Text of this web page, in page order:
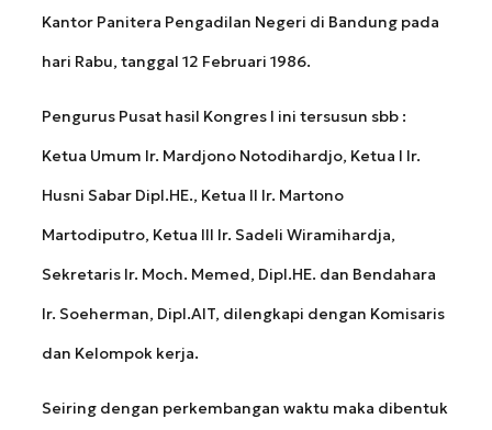
Kantor Panitera Pengadilan Negeri di Bandung pada
hari Rabu, tanggal 12 Februari 1986.
Pengurus Pusat hasil Kongres I ini tersusun sbb :
Ketua Umum Ir. Mardjono Notodihardjo, Ketua I Ir.
Husni Sabar Dipl.HE., Ketua II Ir. Martono
Martodiputro, Ketua III Ir. Sadeli Wiramihardja,
Sekretaris Ir. Moch. Memed, Dipl.HE. dan Bendahara
Ir. Soeherman, Dipl.AIT, dilengkapi dengan Komisaris
dan Kelompok kerja.
Seiring dengan perkembangan waktu maka dibentuk